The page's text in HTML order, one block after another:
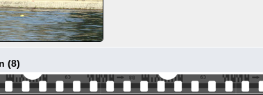
(8)